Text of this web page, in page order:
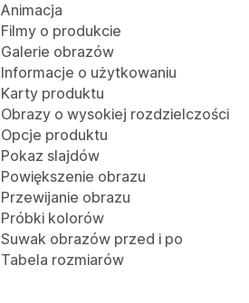
Animacja
Filmy o produkcie
Galerie obrazów
Informacje o użytkowaniu
Karty produktu
Obrazy o wysokiej rozdzielczości
Opcje produktu
Pokaz slajdów
Powiększenie obrazu
Przewijanie obrazu
Próbki kolorów
Suwak obrazów przed i po
Tabela rozmiarów